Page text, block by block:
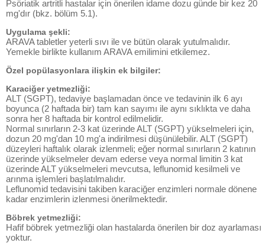
Psöriatik artritli hastalar için önerilen idame dozu günde bir kez 20
mg'dır (bkz. bölüm 5.1).
Uygulama şekli:
ARAVA tabletler yeterli sıvı ile ve bütün olarak yutulmalıdır.
Yemekle birlikte kullanım ARAVA emilimini etkilemez.
Özel popülasyonlara ilişkin ek bilgiler:
Karaciğer yetmezliği:
ALT (SGPT), tedaviye başlamadan önce ve tedavinin ilk 6 ayı
boyunca (2 haftada bir) tam kan sayımı ile aynı sıklıkta ve daha
sonra her 8 haftada bir kontrol edilmelidir.
Normal sınırların 2-3 kat üzerinde ALT (SGPT) yükselmeleri için,
dozun 20 mg'dan 10 mg'a indirilmesi düşünülebilir. ALT (SGPT)
düzeyleri haftalık olarak izlenmeli; eğer normal sınırların 2 katının
üzerinde yükselmeler devam ederse veya normal limitin 3 kat
üzerinde ALT yükselmeleri mevcutsa, leflunomid kesilmeli ve
arınma işlemleri başlatılmalıdır.
Leflunomid tedavisini takiben karaciğer enzimleri normale dönene
kadar enzimlerin izlenmesi önerilmektedir.
Böbrek yetmezliği:
Hafif böbrek yetmezliği olan hastalarda önerilen bir doz ayarlaması
yoktur.